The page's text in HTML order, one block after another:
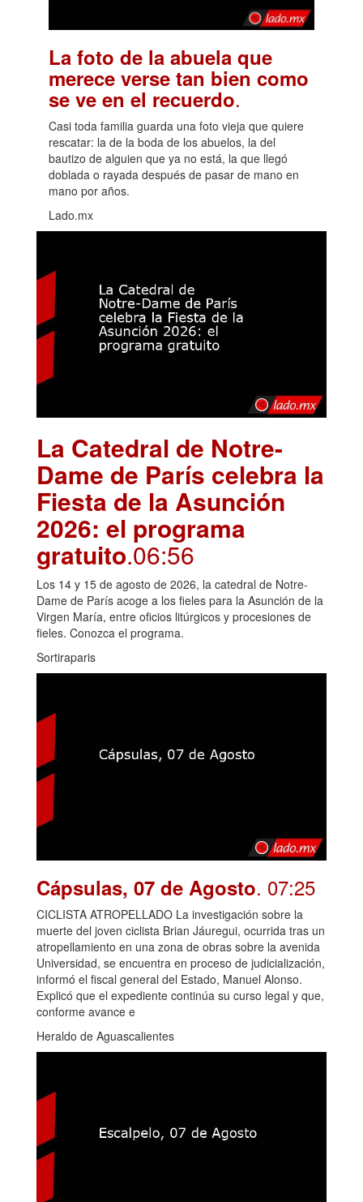
La foto de la abuela que
merece verse tan bien como
se ve en el recuerdo.
Casi toda familia guarda una foto vieja que quiere
rescatar: la de la boda de los abuelos, la del
bautizo de alguien que ya no está, la que llegó
doblada o rayada después de pasar de mano en
mano por años.
Lado.mx
La Catedral de Notre-
Dame de París celebra la
Fiesta de la Asunción
2026: el programa
gratuito.06:56
Los 14 y 15 de agosto de 2026, la catedral de Notre-
Dame de París acoge a los fieles para la Asunción de la
Virgen María, entre oficios litúrgicos y procesiones de
fieles. Conozca el programa.
Sortiraparis
Cápsulas, 07 de Agosto. 07:25
CICLISTA ATROPELLADO La investigación sobre la
muerte del joven ciclista Brian Jáuregui, ocurrida tras un
atropellamiento en una zona de obras sobre la avenida
Universidad, se encuentra en proceso de judicialización,
informó el fiscal general del Estado, Manuel Alonso.
Explicó que el expediente continúa su curso legal y que,
conforme avance e
Heraldo de Aguascalientes